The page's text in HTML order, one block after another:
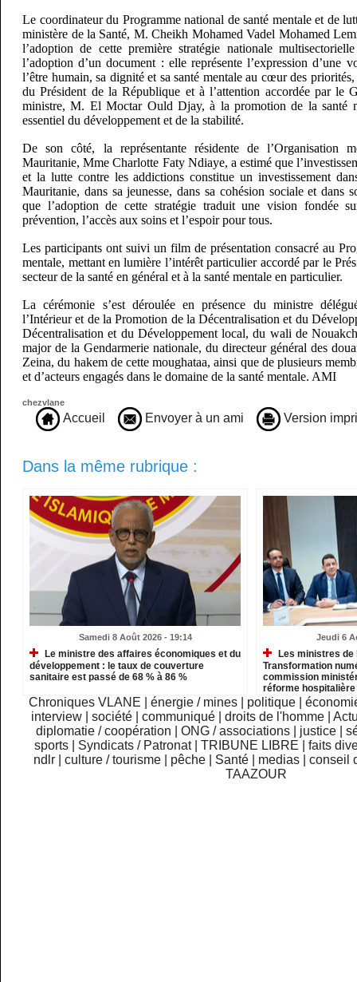
Le coordinateur du Programme national de santé mentale et de
ministère de la Santé, M. Cheikh Mohamed Vadel Mohamed
l’adoption de cette première stratégie nationale
l’adoption d’un document : elle représente l’expression d’une
l’être humain, sa dignité et sa santé mentale au cœur des
du Président de la République et à l’attention accordée par le
ministre, M. El Moctar Ould Djay, à la promotion de la santé
essentiel du développement et de la stabilité.
De son côté, la représentante résidente de l’Organisation
Mauritanie, Mme Charlotte Faty Ndiaye, a estimé que
et la lutte contre les addictions constitue un investissement
Mauritanie, dans sa jeunesse, dans sa cohésion sociale et dans
que l’adoption de cette stratégie traduit une vision fondée
prévention, l’accès aux soins et l’espoir pour tous.
Les participants ont suivi un film de présentation consacré au
mentale, mettant en lumière l’intérêt particulier accordé par le
secteur de la santé en général et à la santé mentale en particulier.
La cérémonie s’est déroulée en présence du ministre
l’Intérieur et de la Promotion de la Décentralisation et du
Décentralisation et du Développement local, du wali de
major de la Gendarmerie nationale, du directeur général des
Zeina, du hakem de cette moughataa, ainsi que de plusieurs
et d’acteurs engagés dans le domaine de la santé mentale. AMI
chezvlane
Accueil Envoyer à un ami Version
Dans la même rubrique :
Samedi 8 Août 2026 - 19:14
Le ministre des affaires économiques et du
développement : le taux de couverture
sanitaire est passé de 68 % à 86 %
Jeudi 6
Les ministres de
Transformation
commission
réforme hospitalière
Chroniques VLANE énergie / mines politique
interview
|société |communiqué |droits de l'homme |
diplomatie / coopération
ONG / associations justice
sports
Syndicats / Patronat TRIBUNE LIBRE
faits
ndlr
|culture / tourisme pêche Santé medias |conseil
TAAZOUR